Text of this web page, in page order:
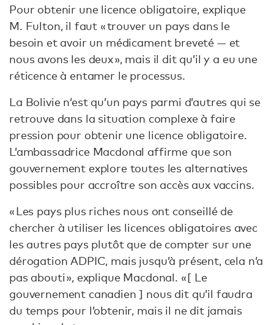
Pour obtenir une licence obligatoire, explique
M. Fulton, il faut « trouver un pays dans le
besoin et avoir un médicament breveté — et
nous avons les deux », mais il dit qu’il y a eu une
réticence à entamer le processus.
La Bolivie n’est qu’un pays parmi d’autres qui se
retrouve dans la situation complexe à faire
pression pour obtenir une licence obligatoire.
L’ambassadrice Macdonal affirme que son
gouvernement explore toutes les alternatives
possibles pour accroître son accès aux vaccins.
« Les pays plus riches nous ont conseillé de
chercher à utiliser les licences obligatoires avec
les autres pays plutôt que de compter sur une
dérogation ADPIC, mais jusqu’à présent, cela n’a
pas abouti », explique Macdonal. « [ Le
gouvernement canadien ] nous dit qu’il faudra
du temps pour l’obtenir, mais il ne dit jamais